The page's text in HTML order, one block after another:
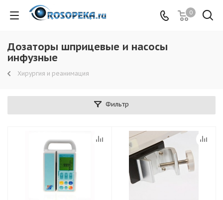
0
Дозаторы шприцевые и насосы
инфузные
Хирургия и реанимация
Фильтр